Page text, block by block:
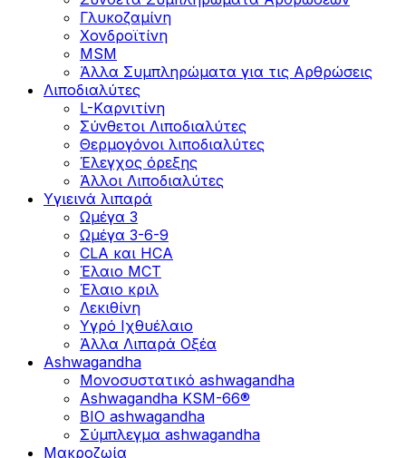
Γλυκοζαμίνη
Χονδροϊτίνη
MSM
Άλλα Συμπληρώματα για τις Αρθρώσεις
Λιποδιαλύτες
L-Kαρνιτίνη
Σύνθετοι Λιποδιαλύτες
Θερμογόνοι λιποδιαλύτες
Έλεγχος όρεξης
Άλλοι Λιποδιαλύτες
Υγιεινά λιπαρά
Ωμέγα 3
Ωμέγα 3-6-9
CLA και HCA
Έλαιο MCT
Έλαιο κριλ
Λεκιθίνη
Υγρό Ιχθυέλαιο
Άλλα Λιπαρά Οξέα
Ashwagandha
Μονοσυστατικό ashwagandha
Ashwagandha KSM-66®
BIO ashwagandha
Σύμπλεγμα ashwagandha
Μακροζωία